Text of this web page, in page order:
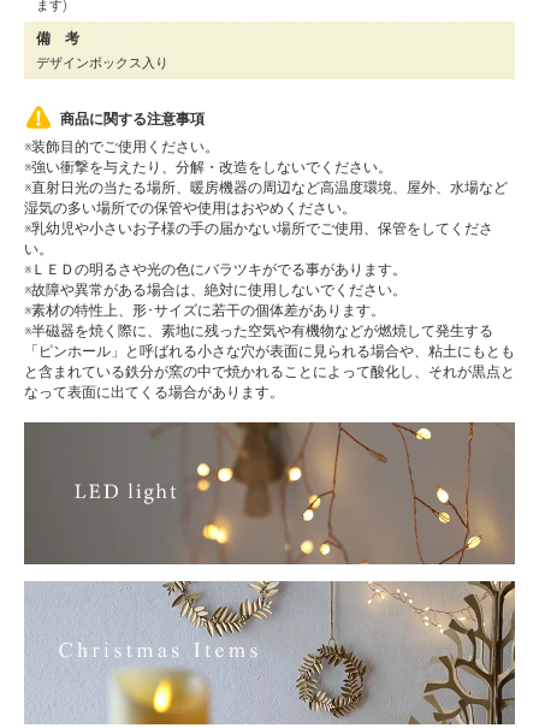
ます)
備 考
デザインボックス入り
商品に関する注意事項
※装飾目的でご使用ください。
※強い衝撃を与えたり、分解・改造をしないでください。
※直射日光の当たる場所、暖房機器の周辺など高温度環境、屋外、水場など
湿気の多い場所での保管や使用はおやめください。
※乳幼児や小さいお子様の手の届かない場所でご使用、保管をしてくださ
い。
※ＬＥＤの明るさや光の色にバラツキがでる事があります。
※故障や異常がある場合は、絶対に使用しないでください。
※素材の特性上、形･サイズに若干の個体差があります。
※半磁器を焼く際に、素地に残った空気や有機物などが燃焼して発生する
「ピンホール」と呼ばれる小さな穴が表面に見られる場合や、粘土にもとも
と含まれている鉄分が窯の中で焼かれることによって酸化し、それが黒点と
なって表面に出てくる場合があります。